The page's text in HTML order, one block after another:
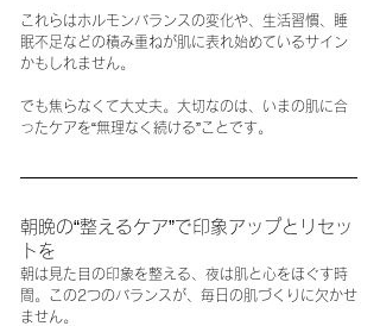
これらはホルモンバランスの変化や、生活習慣、睡
眠不足などの積み重ねが肌に表れ始めているサイン
かもしれません。
でも焦らなくて大丈夫。大切なのは、いまの肌に合
ったケアを“無理なく続ける”ことです。
朝晩の“整えるケア”で印象アップとリセッ
トを
朝は見た目の印象を整える、夜は肌と心をほぐす時
間。この2つのバランスが、毎日の肌づくりに欠かせ
ません。